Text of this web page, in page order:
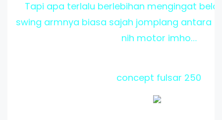
Tapi apa terlalu berlebihan mengingat
swing armnya biasa sajah jomplang antara
nih motor imho…
concept fulsar 250